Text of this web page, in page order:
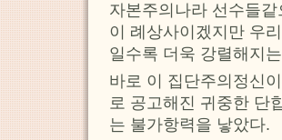
자본주의나라 선수들
이 례상사이겠지만 우
일수록 더욱 강렬해지
바로 이 집단주의정신
로 공고해진 귀중한 단
는 불가항력을 낳았다.